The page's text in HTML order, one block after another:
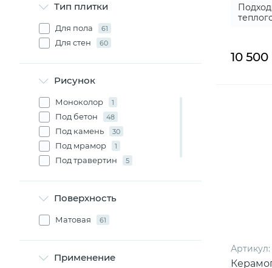
Тип плитки
Для пола 61
Для стен 60
Рисунок
Моноколор 1
Под бетон 48
Под камень 30
Под мрамор 1
Под травертин 5
Поверхность
Матовая 61
Применение
10 500
Артикул: